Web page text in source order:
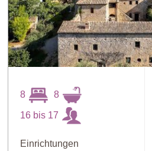
8 8
16 bis 17
Einrichtungen